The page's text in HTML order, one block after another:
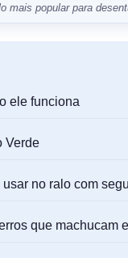
mais popular para
ele funciona
Verde
no ralo com
que machucam